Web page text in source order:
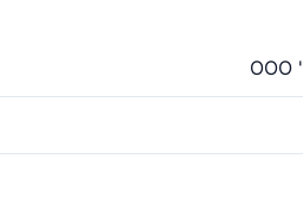
ООО